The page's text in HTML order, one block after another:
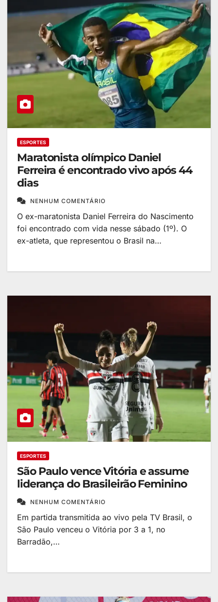
ESPORTES
Maratonista olímpico Daniel
Ferreira é encontrado vivo após 44
dias
NENHUM COMENTÁRIO
O ex-maratonista Daniel Ferreira do Nascimento
foi encontrado com vida nesse sábado (1º). O
ex-atleta, que representou o Brasil na…
ESPORTES
São Paulo vence Vitória e assume
liderança do Brasileirão Feminino
NENHUM COMENTÁRIO
Em partida transmitida ao vivo pela TV Brasil, o
São Paulo venceu o Vitória por 3 a 1, no
Barradão,…